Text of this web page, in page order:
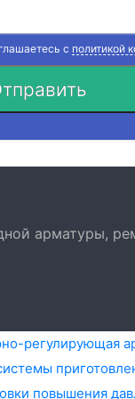
с политикой
арматуры,
регулирующая
повышения